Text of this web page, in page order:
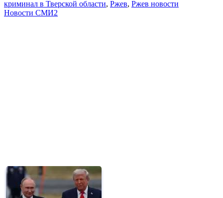
криминал в Тверской области, Ржев, Ржев новости
Новости СМИ2